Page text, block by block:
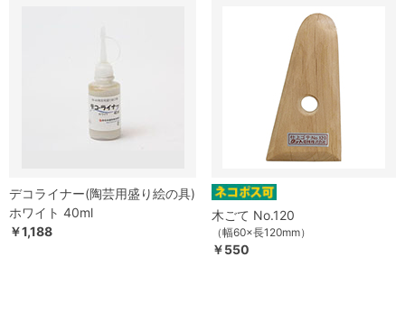
デコライナー(陶芸用盛り絵の具)
ホワイト 40ml
￥1,188
木ごて No.120
（幅60×長120mm）
￥550